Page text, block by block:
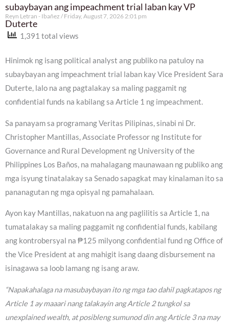
subaybayan ang impeachment trial laban kay VP
Duterte
Reyn Letran - Ibañez Friday, August 7, 2026 2:01 pm
1,391 total views
Hinimok ng isang political analyst ang publiko na patuloy na
subaybayan ang impeachment trial laban kay Vice President Sara
Duterte, lalo na ang pagtalakay sa maling paggamit ng
confidential funds na kabilang sa Article 1 ng impeachment.
Sa panayam sa programang Veritas Pilipinas, sinabi ni Dr.
Christopher Mantillas, Associate Professor ng Institute for
Governance and Rural Development ng University of the
Philippines Los Baños, na mahalagang maunawaan ng publiko ang
mga isyung tinatalakay sa Senado sapagkat may kinalaman ito sa
pananagutan ng mga opisyal ng pamahalaan.
Ayon kay Mantillas, nakatuon na ang paglilitis sa Article 1, na
tumatalakay sa maling paggamit ng confidential funds, kabilang
ang kontrobersyal na ₱125 milyong confidential fund ng Office of
the Vice President at ang mahigit isang daang disbursement na
isinagawa sa loob lamang ng isang araw.
“Napakahalaga na masubaybayan ito ng mga tao dahil pagkatapos ng
Article 1 ay maaari nang talakayin ang Article 2 tungkol sa
unexplained wealth, at posibleng sumunod din ang Article 3 na may